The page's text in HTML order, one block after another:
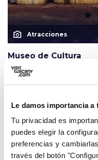
Le damos importancia a
Tu privacidad es
puedes elegir la
preferencias y
través del botón
photo_camera Atracciones
Museo de Cultura
Campesina en
Marliana
favorite_border